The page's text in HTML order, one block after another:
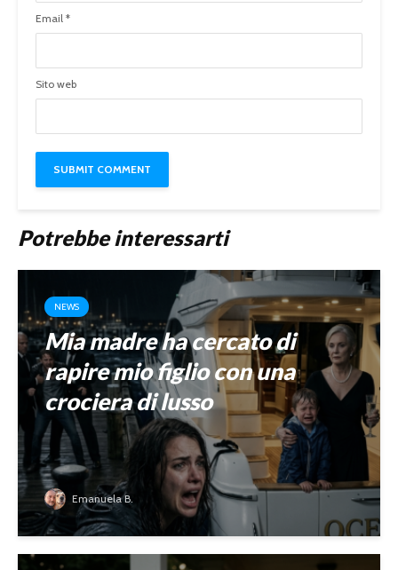
Email *
Sito web
Potrebbe interessarti
NEWS
Mia madre ha cercato di
rapire mio figlio con una
crociera di lusso
Emanuela B.